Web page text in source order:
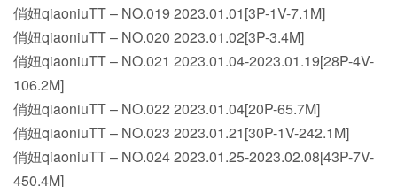
俏妞qiaoniuTT – NO.019 2023.01.01[3P-1V-7.1M]
俏妞qiaoniuTT – NO.020 2023.01.02[3P-3.4M]
俏妞qiaoniuTT – NO.021 2023.01.04-2023.01.19[28P-4V-
106.2M]
俏妞qiaoniuTT – NO.022 2023.01.04[20P-65.7M]
俏妞qiaoniuTT – NO.023 2023.01.21[30P-1V-242.1M]
俏妞qiaoniuTT – NO.024 2023.01.25-2023.02.08[43P-7V-
450.4M]